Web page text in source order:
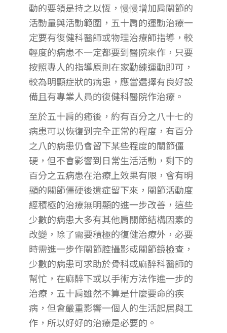
動的要領是持之以恆，慢慢增加肩關節的
活動量與活動範圍，五十肩的運動治療一
定要有復健科醫師或物理治療師指導，較
輕度的病患不一定都要到醫院來作，只要
按照專人的指導原則在家勤練運動即可，
較為明顯症狀的病患，應當選擇有良好設
備且有專業人員的復健科醫院作治療。
至於五十肩的癒後，約有百分之八十七的
病患可以恢復到完全正常的程度，有百分
之八的病患仍會留下某些程度的關節僵
硬，但不會影響到日常生活活動，剩下的
百分之五病患在治療上效果有限，會有明
顯的關節僵硬後遺症留下來，關節活動度
經積極的治療無明顯的進一步改善，這些
少數的病患大多有其他肩關節結構因素的
改變，除了需要積極的復健治療外，必要
時需進一步作關節腔攝影或關節鏡檢查，
少數的病患可求助於骨科或麻醉科醫師的
幫忙，在麻醉下或以手術方法作進一步的
治療，五十肩雖然不算是什麼要命的疾
病，但會嚴重影響一個人的生活起居與工
作，所以好好的治療是必要的。